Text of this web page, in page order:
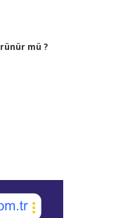
mü ?